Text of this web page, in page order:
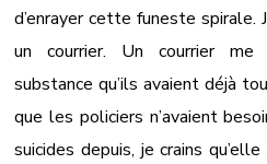
d’enrayer cette funeste spirale.
un courrier. Un courrier me
substance qu’ils avaient déjà
que les policiers n’avaient
suicides depuis, je crains